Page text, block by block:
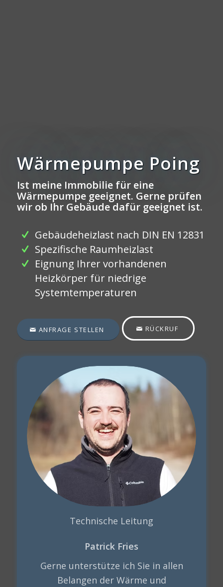
Wärmepumpe Poing
Ist meine Immobilie für eine
Wärmepumpe geeignet. Gerne prüfen
wir ob Ihr Gebäude dafür geeignet ist.
Gebäudeheizlast nach DIN EN 12831
Spezifische Raumheizlast
Eignung Ihrer vorhandenen
Heizkörper für niedrige
Systemtemperaturen
ANFRAGE STELLEN RÜCKRUF
Technische Leitung
Patrick Fries
Gerne unterstütze ich Sie in allen
Belangen der Wärme und